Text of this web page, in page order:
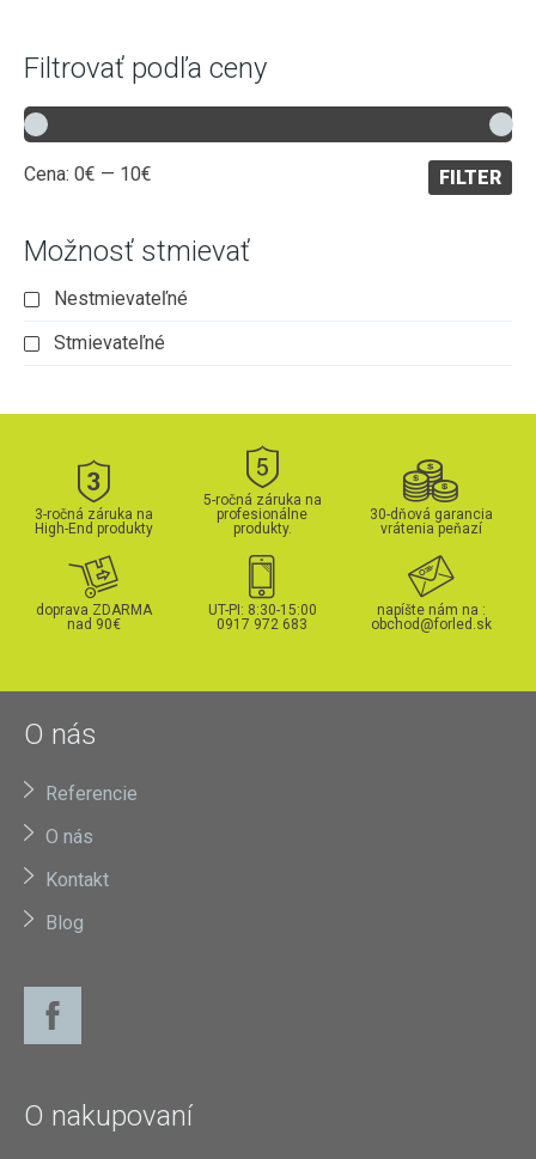
Filtrovať podľa ceny
Minimálna
Maximálna
FILTER
Cena: 0€ — 10€
Možnosť stmievať
Nestmievateľné
Stmievateľné
3-ročná záruka na
High-End produkty
5-ročná záruka na
profesionálne
produkty.
30-dňová garancia
vrátenia peňazí
doprava ZDARMA
nad 90€
UT-PI: 8:30-15:00
0917 972 683
napíšte nám na :
obchod@forled.sk
O nás
Referencie
O nás
Kontakt
Blog
O nakupovaní